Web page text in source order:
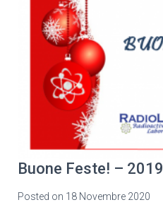
Buone Feste! – 2019
Posted on 18 Novembre 2020